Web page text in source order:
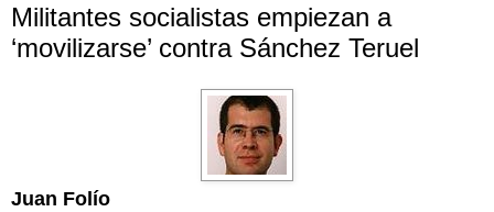
Militantes socialistas empiezan a
‘movilizarse’ contra Sánchez Teruel
Juan Folío